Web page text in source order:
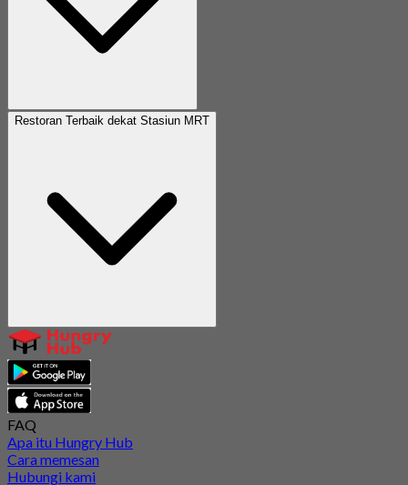
Restoran Terbaik dekat Stasiun MRT
FAQ
Apa itu Hungry Hub
Cara memesan
Hubungi kami